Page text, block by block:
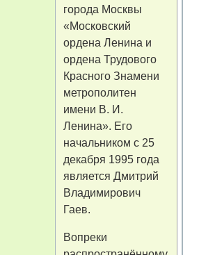
города Москвы
«Московский
ордена Ленина и
ордена Трудового
Красного Знамени
метрополитен
имени В. И.
Ленина». Его
начальником с 25
декабря 1995 года
является Дмитрий
Владимирович
Гаев.
Вопреки